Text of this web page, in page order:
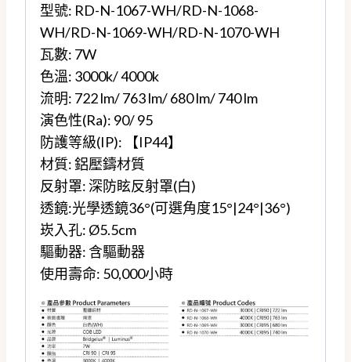
型號: RD-N-1067-WH/RD-N-1068-
WH/RD-N-1069-WH/RD-N-1070-WH
瓦數: 7W
色溫: 3000k/ 4000k
流明: 722 lm/ 763 lm/ 680 lm/ 740 lm
演色性(Ra): 90/ 95
防護等級(IP): 【IP44】
材質: 鋁壓鑄材質
反射罩: 深防眩反射罩(白)
透鏡:光學透鏡36°(可選角度15°|24°|36°)
崁入孔: Ø5.5cm
驅動器: 含驅動器
使用壽命: 50,000小時